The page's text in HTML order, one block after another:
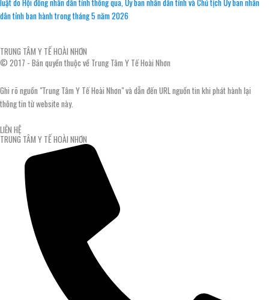
luật do Hội đồng nhân dân tỉnh thông qua, Ủy ban nhân dân tỉnh và Chủ tịch Ủy ban nhân
dân tỉnh ban hành trong tháng 5 năm 2026
TRUNG TÂM Y TẾ HOÀI NHƠN
© 2017 - Bản quyền thuộc về Trung Tâm Y Tế Hoài Nhơn
Ghi rõ nguồn "Trung Tâm Y Tế Hoài Nhơn" và dẫn đến URL nguồn tin khi phát hành lại
thông tin từ website này.
LIÊN HỆ
TRUNG TÂM Y TẾ HOÀI NHƠN